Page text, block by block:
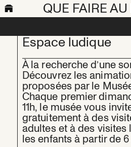
QUE FAIRE
Espace ludique
À la recherche d’une
Découvrez les
proposées par le
Chaque premier
11h, le musée vous
gratuitement à des
adultes et à des
les enfants à partir de